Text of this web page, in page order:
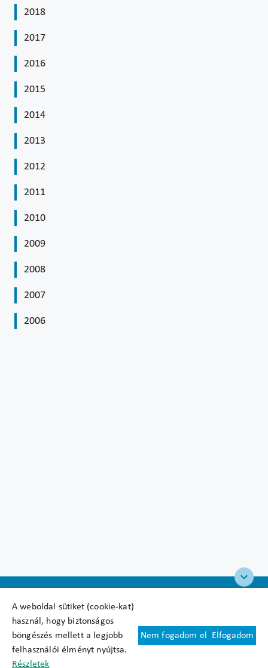
A weboldal sütiket (cookie-kat)
használ, hogy biztonságos
böngészés mellett a legjobb
felhasználói élményt nyújtsa.
Részletek
Nem fogadom el Elfogadom
2018
2017
2016
2015
2014
2013
2012
2011
2010
2009
2008
2007
2006
Felhasználási feltételek